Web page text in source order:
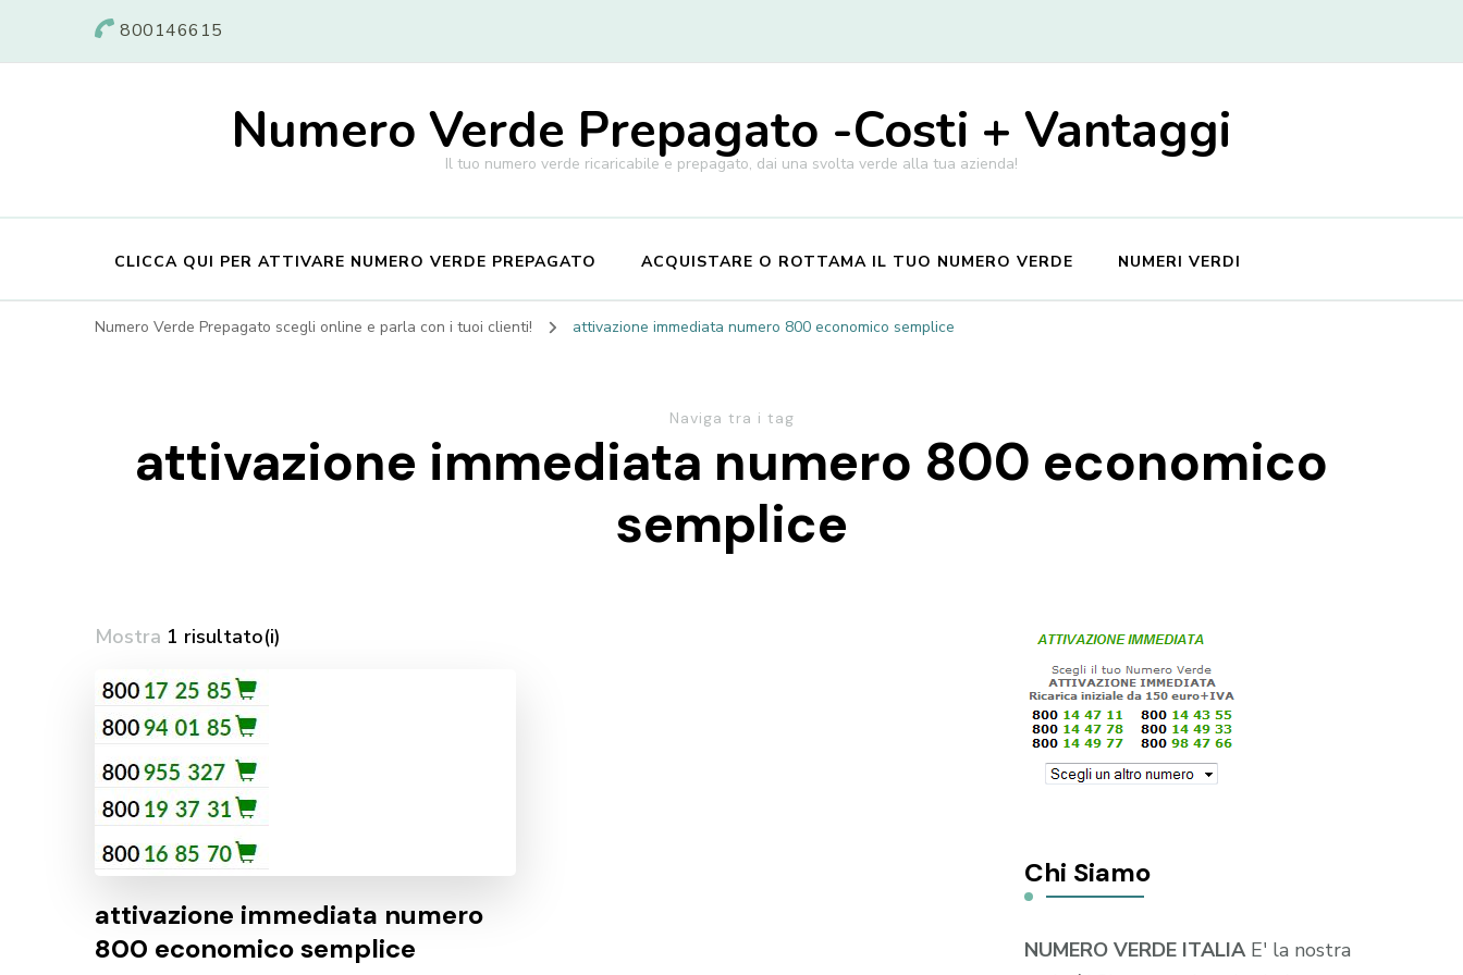
800146615
Numero Verde Prepagato -Costi + Vantaggi
Il tuo numero verde ricaricabile e prepagato, dai una svolta verde alla tua azienda!
CLICCA QUI PER ATTIVARE NUMERO VERDE PREPAGATO ACQUISTARE O ROTTAMA IL TUO NUMERO VERDE NUMERI VERDI
Numero Verde Prepagato scegli online e parla con i tuoi clienti! attivazione immediata numero 800 economico semplice
Naviga tra i tag
attivazione immediata numero 800 economico
semplice
Mostra 1 risultato(i)
attivazione immediata numero
800 economico semplice
Chi Siamo
NUMERO VERDE ITALIAE' la nostra